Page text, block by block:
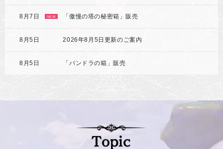
8月7日 NEW 「傲慢の塔の秘密箱」販売
8月5日 2026年8月5日更新のご案内
8月5日 「パンドラの箱」販売